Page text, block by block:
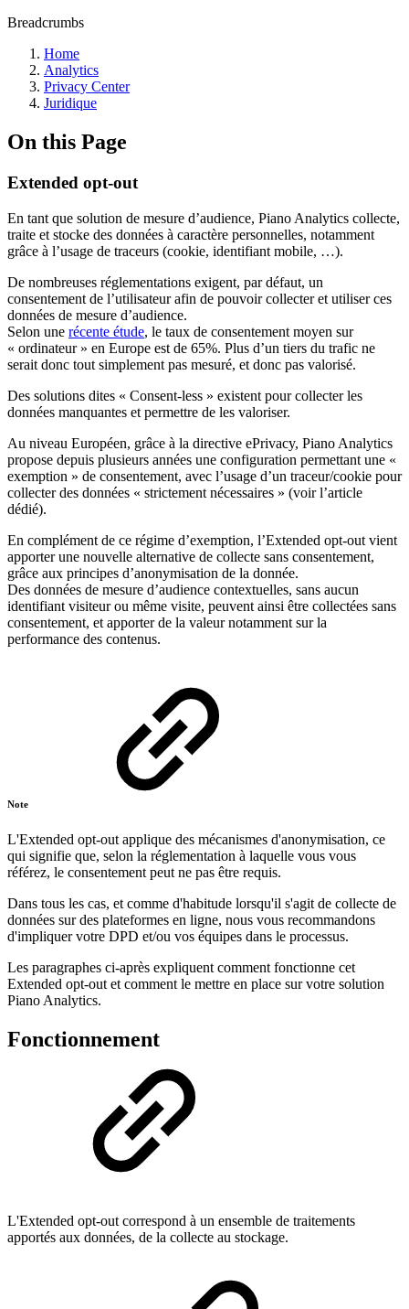
Breadcrumbs
Home
Analytics
Privacy Center
Juridique
On this Page
Extended opt-out
En tant que solution de mesure d’audience, Piano Analytics collecte,
traite et stocke des données à caractère personnelles, notamment
grâce à l’usage de traceurs (cookie, identifiant mobile, …).
De nombreuses réglementations exigent, par défaut, un
consentement de l’utilisateur afin de pouvoir collecter et utiliser ces
données de mesure d’audience.
Selon une récente étude, le taux de consentement moyen sur
« ordinateur » en Europe est de 65%. Plus d’un tiers du trafic ne
serait donc tout simplement pas mesuré, et donc pas valorisé.
Des solutions dites « Consent-less » existent pour collecter les
données manquantes et permettre de les valoriser.
Au niveau Européen, grâce à la directive ePrivacy, Piano Analytics
propose depuis plusieurs années une configuration permettant une «
exemption » de consentement, avec l’usage d’un traceur/cookie pour
collecter des données « strictement nécessaires » (voir l’article
dédié).
En complément de ce régime d’exemption, l’Extended opt-out vient
apporter une nouvelle alternative de collecte sans consentement,
grâce aux principes d’anonymisation de la donnée.
Des données de mesure d’audience contextuelles, sans aucun
identifiant visiteur ou même visite, peuvent ainsi être collectées sans
consentement, et apporter de la valeur notamment sur la
performance des contenus.
Note
L'Extended opt-out applique des mécanismes d'anonymisation, ce
qui signifie que, selon la réglementation à laquelle vous vous
référez, le consentement peut ne pas être requis.
Dans tous les cas, et comme d'habitude lorsqu'il s'agit de collecte de
données sur des plateformes en ligne, nous vous recommandons
d'impliquer votre DPD et/ou vos équipes dans le processus.
Les paragraphes ci-après expliquent comment fonctionne cet
Extended opt-out et comment le mettre en place sur votre solution
Piano Analytics.
Fonctionnement
L'Extended opt-out correspond à un ensemble de traitements
apportés aux données, de la collecte au stockage.